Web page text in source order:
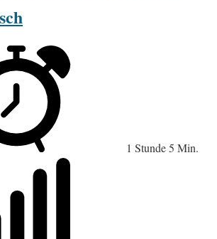
1 Stunde 5 Min.